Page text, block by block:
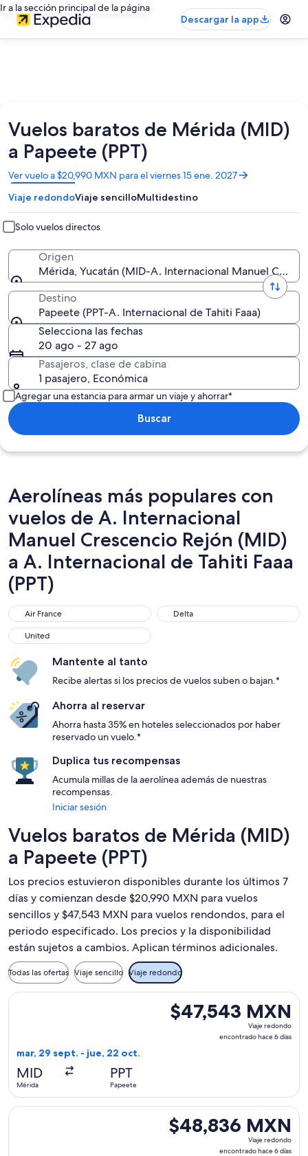
Ir a la sección principal de la página
Descargar la app
Vuelos baratos de Mérida (MID)
a Papeete (PPT)
Ver vuelo a $20,990 MXN para el viernes 15 ene. 2027
Se
abrirá
en
una
nueva
ventana
Viaje redondoViaje sencilloMultidestino
Solo vuelos directos
Origen
Mérida, Yucatán (MID-A. Internacional Manuel
Destino
Papeete (PPT-A. Internacional de Tahiti Faaa)
Selecciona las fechas
20 ago - 27 ago
Pasajeros, clase de cabina
1 pasajero, Económica
Agregar una estancia para armar un viaje y ahorrar*
Buscar
Aerolíneas más populares con
vuelos de A. Internacional
Manuel Crescencio Rejón (MID)
a A. Internacional de Tahiti Faaa
(PPT)
Air France
Air France Delta
Delta
United
United
Mantente al tanto
Recibe alertas si los precios de vuelos suben o bajan.*
Ahorra al reservar
Ahorra hasta 35% en hoteles seleccionados por haber
reservado un vuelo.*
Duplica tus recompensas
Acumula millas de la aerolínea además de nuestras
recompensas.
Iniciar sesión
Vuelos baratos de Mérida (MID)
a Papeete (PPT)
Los precios estuvieron disponibles durante los últimos 7
días y comienzan desde $20,990 MXN para vuelos
sencillos y $47,543 MXN para vuelos rendondos, para el
periodo especificado. Los precios y la disponibilidad
están sujetos a cambios. Aplican términos adicionales.
Todas las ofertas Viaje sencillo Viaje redondo
$47,543 MXN
Viaje
$47,543 MXN
Viaje redondo
encontrado hace 6 días
mar, 29 sept. - jue, 22 oct.
MID
Mérida
PPT
Papeete
Seleccionar vuelo de United, con salida el mar, 29 sept.
$48,836 MXN
Viaje
$48,836 MXN
Viaje redondo
encontrado hace 6 días
Seleccionar vuelo de United, con salida el mar, 29 sept.